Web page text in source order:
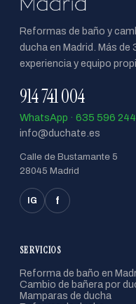
Reformas de baño y
ducha en Madrid. Más de
experiencia y equipo
914 741 004
WhatsApp · 635 596 244
info@duchate.es
Calle de Bustamante 5
28045 Madrid
IG f
SERVICIOS
Reforma de baño en
Cambio de bañera por
Mamparas de ducha